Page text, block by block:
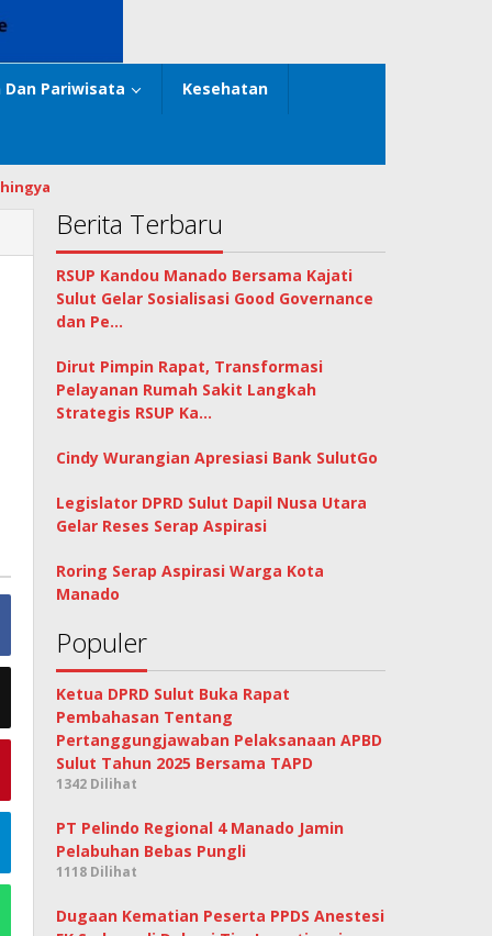
Pariwisata Kesehatan
Berita Terbaru
RSUP Kandou Manado Bersama Kajati
Sulut Gelar Sosialisasi Good Governance
dan Pe…
Dirut Pimpin Rapat, Transformasi
Pelayanan Rumah Sakit Langkah
Strategis RSUP Ka…
Cindy Wurangian Apresiasi Bank SulutGo
Legislator DPRD Sulut Dapil Nusa Utara
Gelar Reses Serap Aspirasi
Roring Serap Aspirasi Warga Kota
Manado
Populer
Ketua DPRD Sulut Buka Rapat
Pembahasan Tentang
Pertanggungjawaban Pelaksanaan APBD
Sulut Tahun 2025 Bersama TAPD
1342 Dilihat
PT Pelindo Regional 4 Manado Jamin
Pelabuhan Bebas Pungli
1118 Dilihat
Dugaan Kematian Peserta PPDS Anestesi